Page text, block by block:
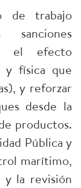
de trabajo
el efecto
y física que
y reforzar
desde la
productos.
Pública y
marítimo,
y la revisión